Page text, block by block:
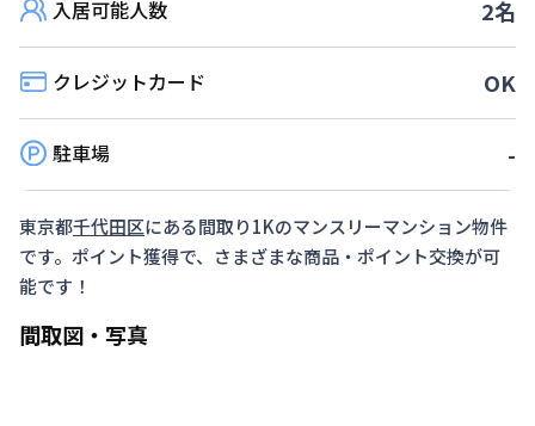
入居可能人数 2名
クレジットカード OK
駐車場 -
東京都千代田区にある間取り1Kのマンスリーマンション物件
です。ポイント獲得で、さまざまな商品・ポイント交換が可
能です！
間取図・写真